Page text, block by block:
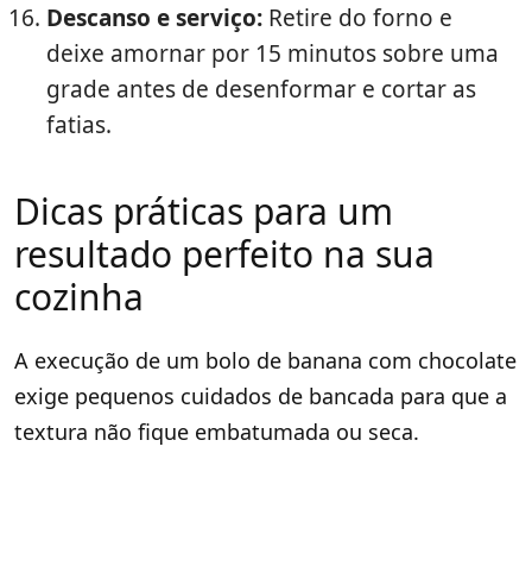
Descanso e serviço: Retire do forno e
deixe amornar por 15 minutos sobre uma
grade antes de desenformar e cortar as
fatias.
Dicas práticas para um
resultado perfeito na sua
cozinha
A execução de um bolo de banana com chocolate
exige pequenos cuidados de bancada para que a
textura não fique embatumada ou seca.